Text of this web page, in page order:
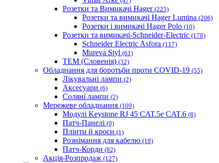
Розетки та Вимикачі Hager (225)
Розетки та вимикачі Hager Lumina (206)
Розетки і вимикачі Hager Polo (10)
Розетки та вимикачі-Schneider-Electric (178)
Schneider Electric Asfora (117)
Mureva Styl (61)
TEM (Словенія) (32)
Обладнання для боротьби проти COVID-19 (55)
Лікувальні лампи (2)
Аксесуари (6)
Соляні лампи (2)
Мережеве обладнання (109)
Модулі Keystone RJ 45 CAT.5e CAT.6 (8)
Патч-Панелі (0)
Плінти й кроси (1)
Рознімання для кабелю (18)
Патч-Корди (82)
Акція-Розпродаж (127)